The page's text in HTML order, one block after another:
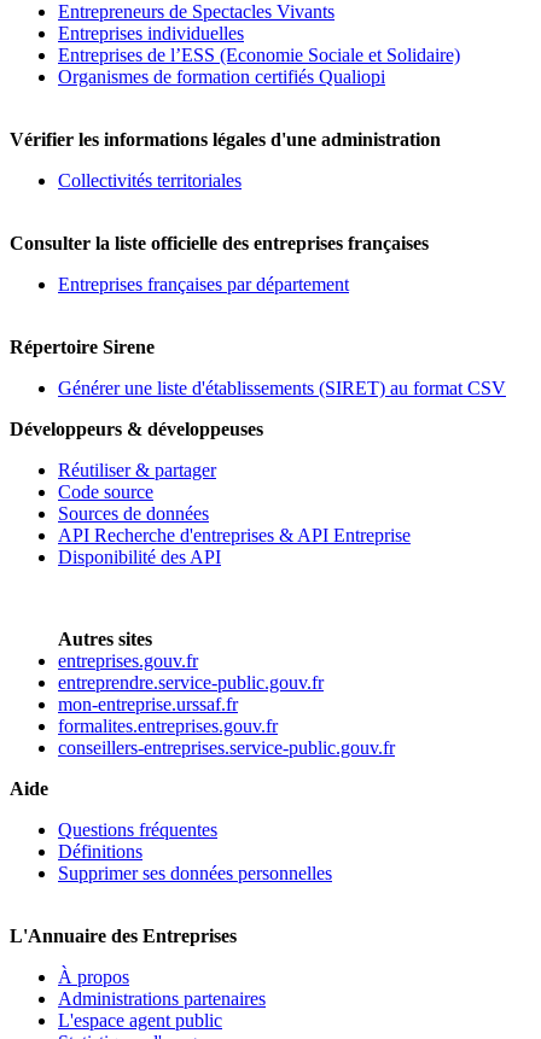
Entrepreneurs de Spectacles Vivants
Entreprises individuelles
Entreprises de l’ESS (Economie Sociale et Solidaire)
Organismes de formation certifiés Qualiopi
Vérifier les informations légales d'une administration
Collectivités territoriales
Consulter la liste officielle des entreprises françaises
Entreprises françaises par département
Répertoire Sirene
Générer une liste d'établissements (SIRET) au format CSV
Développeurs & développeuses
Réutiliser & partager
Code source
Sources de données
API Recherche d'entreprises & API Entreprise
Disponibilité des API
Autres sites
entreprises.gouv.fr
entreprendre.service-public.gouv.fr
mon-entreprise.urssaf.fr
formalites.entreprises.gouv.fr
conseillers-entreprises.service-public.gouv.fr
Aide
Questions fréquentes
Définitions
Supprimer ses données personnelles
L'Annuaire des Entreprises
À propos
Administrations partenaires
L'espace agent public